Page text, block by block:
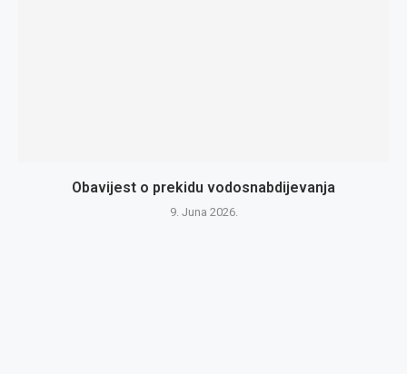
Obavijest o prekidu vodosnabdijevanja
9. Juna 2026.